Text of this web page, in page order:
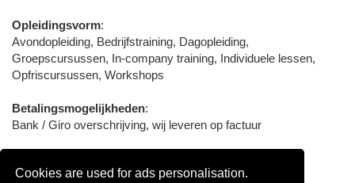
Cookies are used for ads personalisation.
Opleidingsvorm:
Avondopleiding, Bedrijfstraining, Dagopleiding,
Groepscursussen, In-company training, Individuele lessen,
Opfriscursussen, Workshops
Betalingsmogelijkheden:
Bank / Giro overschrijving, wij leveren op factuur
CRKBO, Microsoft Partner